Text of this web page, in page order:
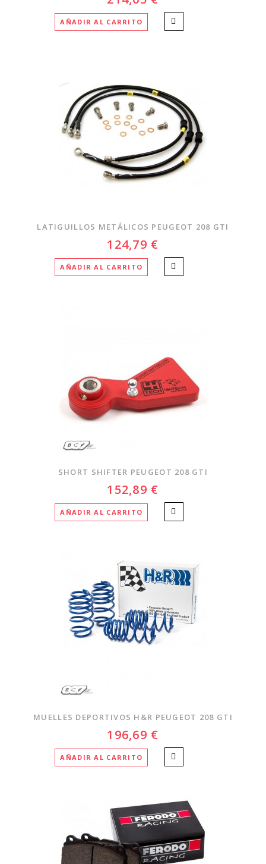
AÑADIR AL CARRITO
LATIGUILLOS METÁLICOS PEUGEOT 208 GTI
124,79 €
AÑADIR AL CARRITO
SHORT SHIFTER PEUGEOT 208 GTI
152,89 €
AÑADIR AL CARRITO
MUELLES DEPORTIVOS H&R PEUGEOT 208 GTI
196,69 €
AÑADIR AL CARRITO